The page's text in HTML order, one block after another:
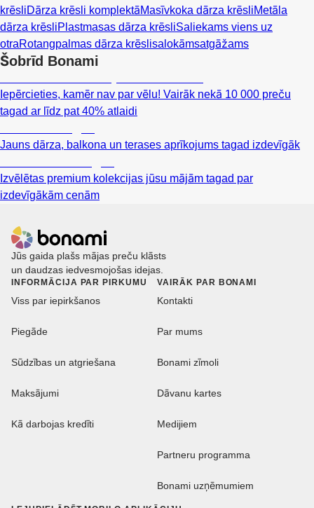
krēsliDārza krēsli komplektāMasīvkoka dārza krēsliMetāla
dārza krēsliPlastmasas dārza krēsliSaliekams viens uz
otraRotangpalmas dārza krēslisalokāmsatgāžams
Šobrīd Bonami
Iepērcieties, kamēr nav par vēlu! Vairāk nekā 10 000 preču
tagad ar līdz pat 40% atlaidi
Jauns dārza, balkona un terases aprīkojums tagad izdevīgāk
Izvēlētas premium kolekcijas jūsu mājām tagad par
izdevīgākām cenām
Jūs gaida plašs mājas preču klāsts
un daudzas iedvesmojošas idejas.
INFORMĀCIJA PAR PIRKUMU
Viss par iepirkšanos
Piegāde
Sūdzības un atgriešana
Maksājumi
Kā darbojas kredīti
VAIRĀK PAR BONAMI
Kontakti
Par mums
Bonami zīmoli
Dāvanu kartes
Medijiem
Partneru programma
Bonami uzņēmumiem